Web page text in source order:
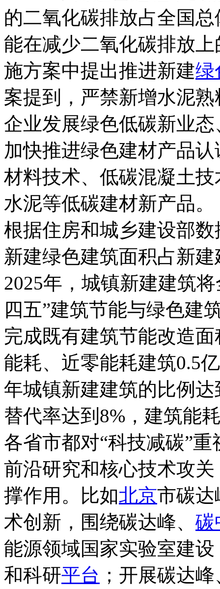
的二氧化碳排放占全国
能在减少二氧化碳排放
施方案中提出推进新建绿
案提到，严禁新增水泥
企业发展绿色低碳新业
加快推进绿色建材产品
材料技术、低碳混凝土
水泥等低碳建材新产品。
根据住房和城乡建设部
新建绿色建筑面积占新
2025年，城镇新建建筑
四五”建筑节能与绿色建
完成既有建筑节能改造
能耗、近零能耗建筑0.5
年城镇新建建筑的比例
替代率达到8%，建筑能
各省市都对“科技减碳”
前沿研究和核心技术攻
撑作用。比如北京市碳达
术创新，围绕碳达峰、 碳
能源领域国家实验室建
和科研平台 ；开展碳达峰